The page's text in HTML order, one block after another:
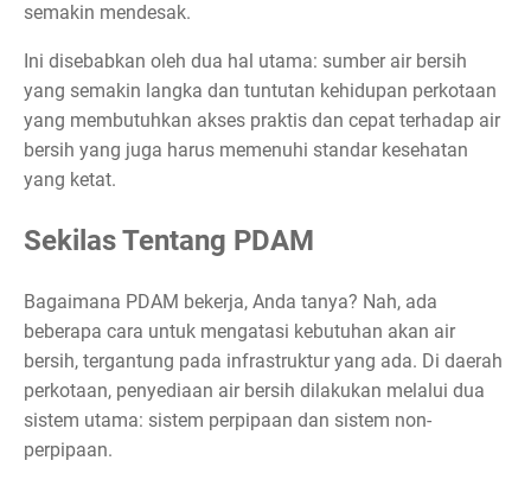
semakin mendesak.
Ini disebabkan oleh dua hal utama: sumber air bersih
yang semakin langka dan tuntutan kehidupan perkotaan
yang membutuhkan akses praktis dan cepat terhadap air
bersih yang juga harus memenuhi standar kesehatan
yang ketat.
Sekilas Tentang PDAM
Bagaimana PDAM bekerja, Anda tanya? Nah, ada
beberapa cara untuk mengatasi kebutuhan akan air
bersih, tergantung pada infrastruktur yang ada. Di daerah
perkotaan, penyediaan air bersih dilakukan melalui dua
sistem utama: sistem perpipaan dan sistem non-
perpipaan.